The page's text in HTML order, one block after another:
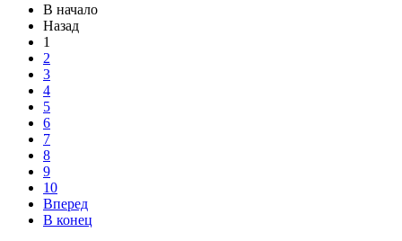
В начало
Назад
1
2
3
4
5
6
7
8
9
10
Вперед
В конец